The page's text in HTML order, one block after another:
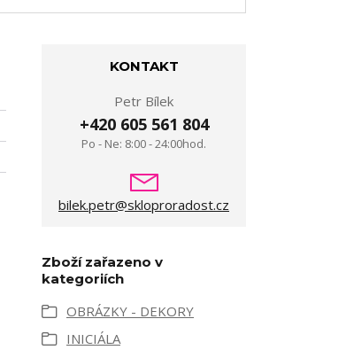
KONTAKT
Petr Bílek
+420 605 561 804
Po - Ne: 8:00 - 24:00hod.
bilek.petr@skloproradost.cz
Zboží zařazeno v
kategoriích
OBRÁZKY - DEKORY
INICIÁLA